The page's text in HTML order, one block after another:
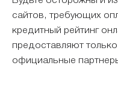
сайтов, требующих
кредитный рейтинг
предоставляют
официальные